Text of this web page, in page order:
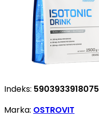
Indeks: 5903933918075
Marka: OSTROVIT